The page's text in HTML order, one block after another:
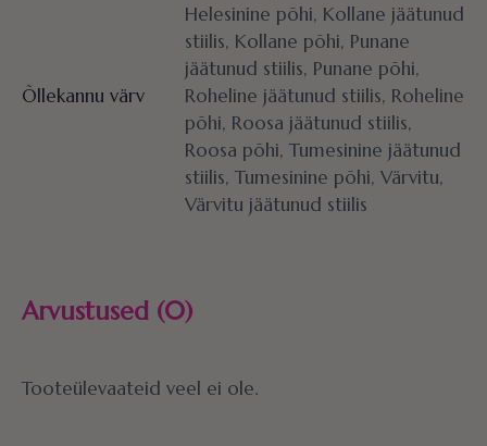
Õllekannu värv
Helesinine põhi, Kollane jäätunud
stiilis, Kollane põhi, Punane
jäätunud stiilis, Punane põhi,
Roheline jäätunud stiilis, Roheline
põhi, Roosa jäätunud stiilis,
Roosa põhi, Tumesinine jäätunud
stiilis, Tumesinine põhi, Värvitu,
Värvitu jäätunud stiilis
Arvustused (0)
Tooteülevaateid veel ei ole.